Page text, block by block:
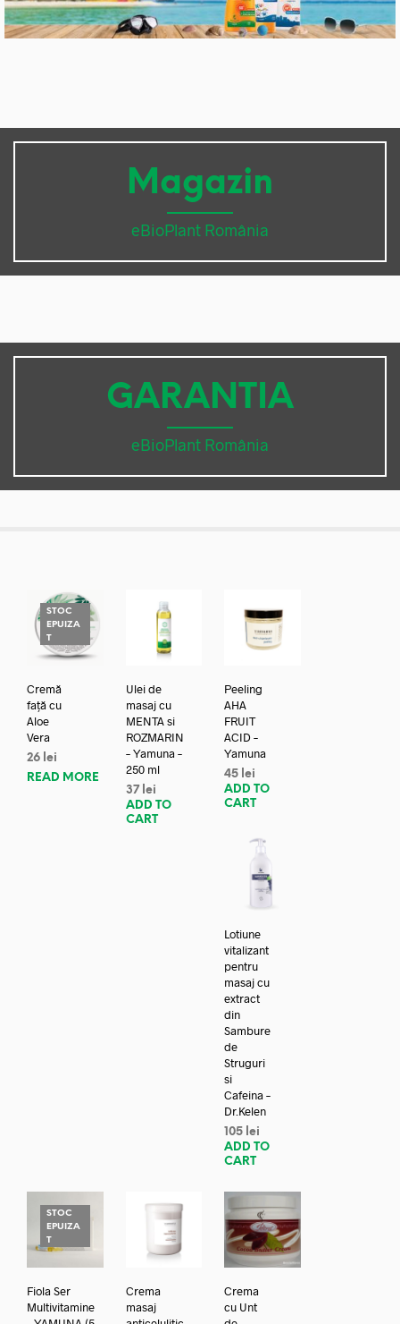
Magazin
eBioPlant România
GARANTIA
eBioPlant România
STOC
EPUIZA
T
Cremă
față cu
Aloe
Vera
26 lei
READ MORE
Ulei de
masaj cu
MENTA si
ROZMARIN
– Yamuna –
250 ml
37 lei
ADD TO
CART
Peeling
AHA
FRUIT
ACID –
Yamuna
45 lei
ADD TO
CART
Lotiune
vitalizant
pentru
masaj cu
extract
din
Sambure
de
Struguri
si
Cafeina –
Dr.Kelen
105 lei
ADD TO
CART
STOC
EPUIZA
T
Fiola Ser
Multivitamine
Crema
masaj
Crema
cu Unt